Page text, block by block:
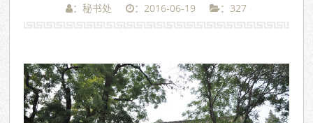
：秘书处 ：2016-06-19 ： 327